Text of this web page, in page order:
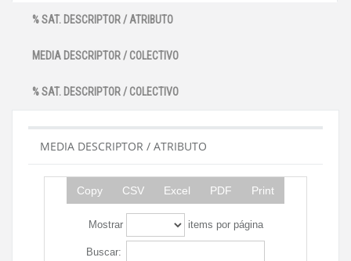
% SAT. DESCRIPTOR / ATRIBUTO
MEDIA DESCRIPTOR / COLECTIVO
% SAT. DESCRIPTOR / COLECTIVO
MEDIA DESCRIPTOR / ATRIBUTO
Copy CSV Excel PDF Print
Mostrar items por página
Buscar: